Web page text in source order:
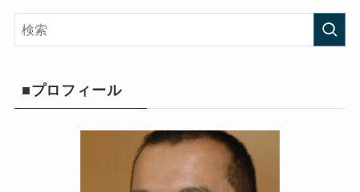
■プロフィール